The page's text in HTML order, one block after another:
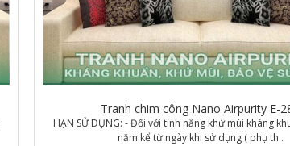
Tranh chim công Nano Airpurity E-
HẠN SỬ DỤNG: - Đối với tính năng khử mùi kháng
năm kể từ ngày khi sử dụng ( phụ th..